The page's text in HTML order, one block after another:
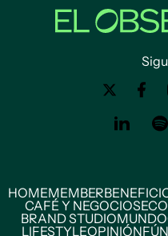
HOMEMEMBER
CAFÉ Y NEGOCIOS
BRAND STUDIOMUNDO
LIFESTYLEOPINIÓN